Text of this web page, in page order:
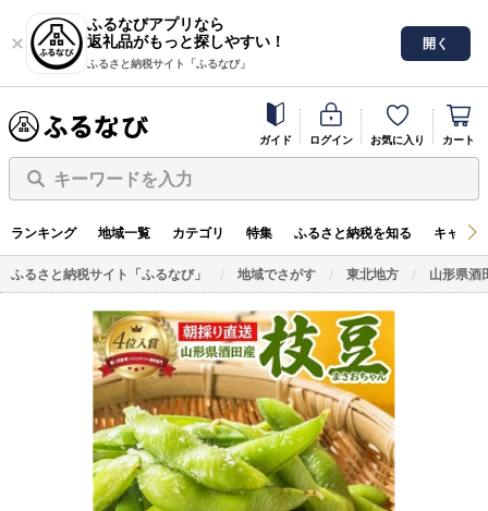
ふるなびアプリなら
返礼品がもっと探しやすい！
ふるさと納税サイト「ふるなび」
開く
ガイド ログイン お気に入り カート
キーワードを入力
ランキング 地域一覧 カテゴリ 特集 ふるさと納税を知る キャン
ふるさと納税サイト「ふるなび」 地域でさがす 東北地方 山形県酒